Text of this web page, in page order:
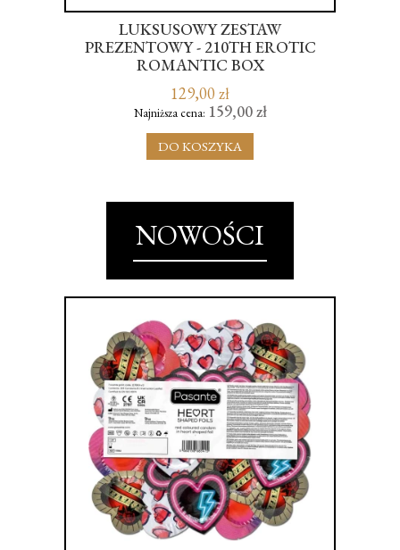
LUKSUSOWY ZESTAW
PREZENTOWY - 210TH EROTIC
ROMANTIC BOX
129,00 zł
Najniższa cena: 159,00 zł
DO KOSZYKA
NOWOŚCI